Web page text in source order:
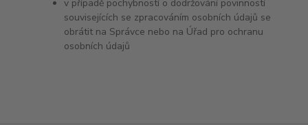
v případě pochybností o dodržování povinností
souvisejících se zpracováním osobních údajů se
obrátit na Správce nebo na Úřad pro ochranu
osobních údajů